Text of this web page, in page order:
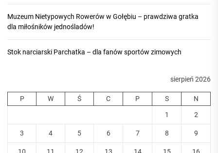
Muzeum Nietypowych Rowerów w Gołębiu – prawdziwa gratka
dla miłośników jednośladów!
Stok narciarski Parchatka – dla fanów sportów zimowych
sierpień 2026
P W Ś C P S N
1 2
3 4 5 6 7 8 9